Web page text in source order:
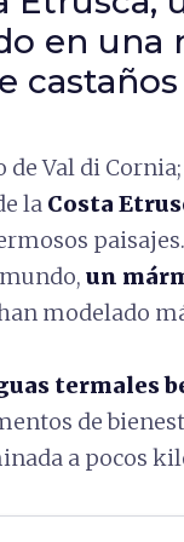
en una
castaños
de Val di
la Costa
un
modelado
termales
de
a pocos